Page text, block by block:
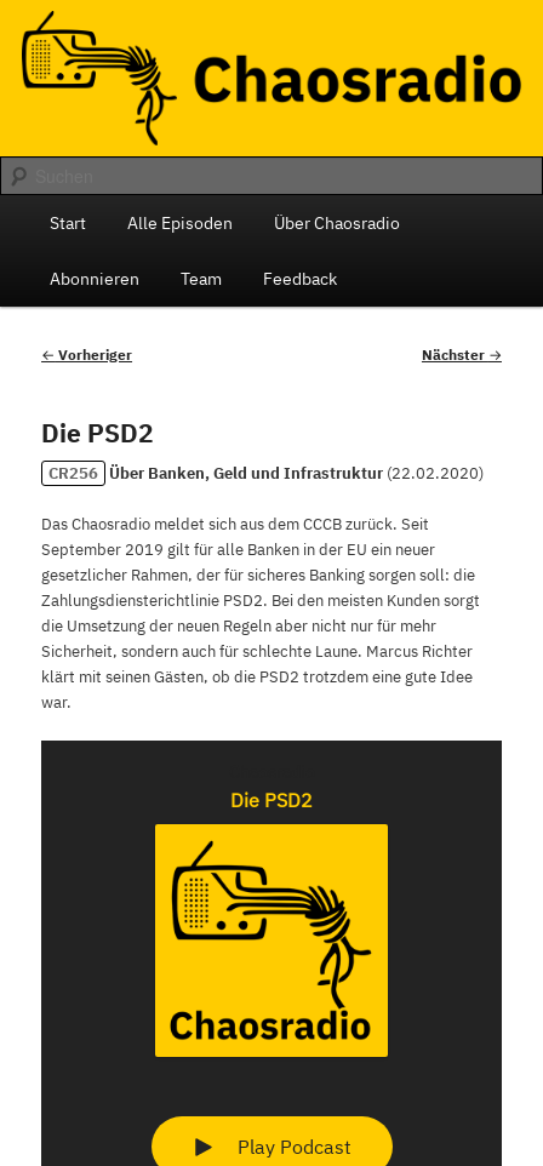
primären
Inhalt
springenChaosradio
Das monatliche Radio des Chaos Computer Club Berlin
Start Alle Episoden Über Chaosradio
Abonnieren Team Feedback
Beitragsnavigation
← Vorheriger Nächster →
Die PSD2
CR256 Über Banken, Geld und Infrastruktur (22.02.2020)
Das Chaosradio meldet sich aus dem CCCB zurück. Seit
September 2019 gilt für alle Banken in der EU ein neuer
gesetzlicher Rahmen, der für sicheres Banking sorgen soll: die
Zahlungsdiensterichtlinie PSD2. Bei den meisten Kunden sorgt
die Umsetzung der neuen Regeln aber nicht nur für mehr
Sicherheit, sondern auch für schlechte Laune. Marcus Richter
klärt mit seinen Gästen, ob die PSD2 trotzdem eine gute Idee
war.